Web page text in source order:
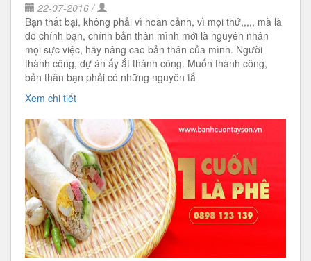
22-07-2016 /
Bạn thất bại, không phải vì hoàn cảnh, vì mọi thứ,,,,, mà là
do chính bạn, chính bản thân mình mới là nguyên nhân
mọi sực việc, hãy nâng cao bản thân của mình. Người
thành công, dự án ấy ắt thành công. Muốn thành công,
bản thân bạn phải có những nguyên tắ
Xem chi tiết